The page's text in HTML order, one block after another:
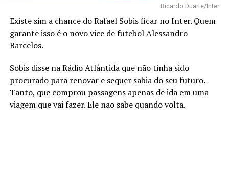
Ricardo Duarte/Inter
Existe sim a chance do Rafael Sobis ficar no Inter. Quem
garante isso é o novo vice de futebol Alessandro
Barcelos.
Sobis disse na Rádio Atlântida que não tinha sido
procurado para renovar e sequer sabia do seu futuro.
Tanto, que comprou passagens apenas de ida em uma
viagem que vai fazer. Ele não sabe quando volta.